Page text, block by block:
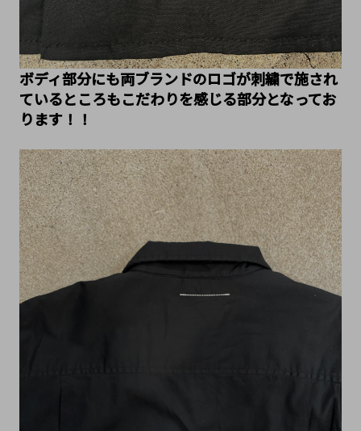
ボディ部分にも両ブランドのロゴが刺繍で施され
ているところもこだわりを感じる部分となってお
ります！！